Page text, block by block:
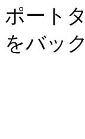
ポート
をバッ